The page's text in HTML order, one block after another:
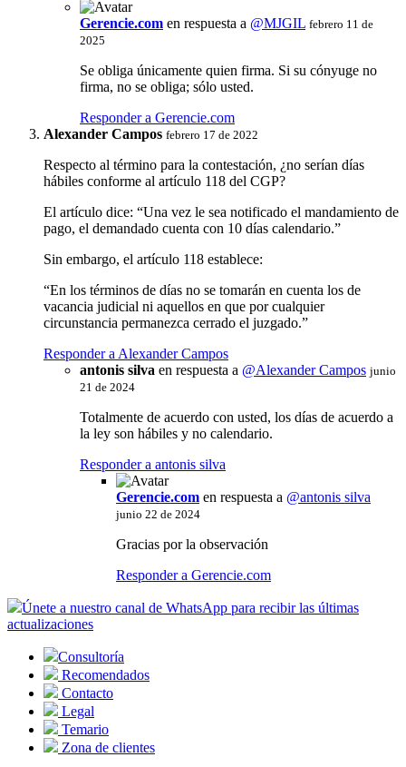
Gerencie.com en respuesta a @MJGIL febrero 11 de
2025
Se obliga únicamente quien firma. Si su cónyuge no
firma, no se obliga; sólo usted.
Responder a Gerencie.com
Alexander Campos febrero 17 de 2022
Respecto al término para la contestación, ¿no serían días
hábiles conforme al artículo 118 del CGP?
El artículo dice: “Una vez le sea notificado el mandamiento de
pago, el demandado cuenta con 10 días calendario.”
Sin embargo, el artículo 118 establece:
“En los términos de días no se tomarán en cuenta los de
vacancia judicial ni aquellos en que por cualquier
circunstancia permanezca cerrado el juzgado.”
Responder a Alexander Campos
antonis silva en respuesta a @Alexander Campos junio
21 de 2024
Totalmente de acuerdo con usted, los días de acuerdo a
la ley son hábiles y no calendario.
Responder a antonis silva
Gerencie.com en respuesta a @antonis silva
junio 22 de 2024
Gracias por la observación
Responder a Gerencie.com
Únete a nuestro canal de WhatsApp para recibir las últimas
actualizaciones
Consultoría
Recomendados
Contacto
Legal
Temario
Zona de clientes